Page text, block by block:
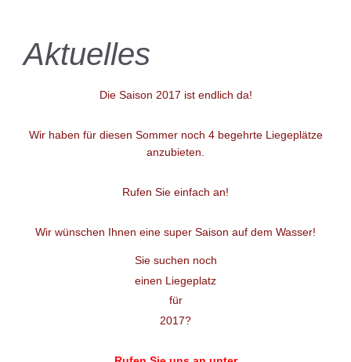
Aktuelles
Die Saison 2017 ist endlich da!
Wir haben für diesen Sommer noch 4 begehrte Liegeplätze
anzubieten.
Rufen Sie einfach an!
Wir wünschen Ihnen eine super Saison auf dem Wasser!
Sie suchen noch
einen Liegeplatz
für
2017?